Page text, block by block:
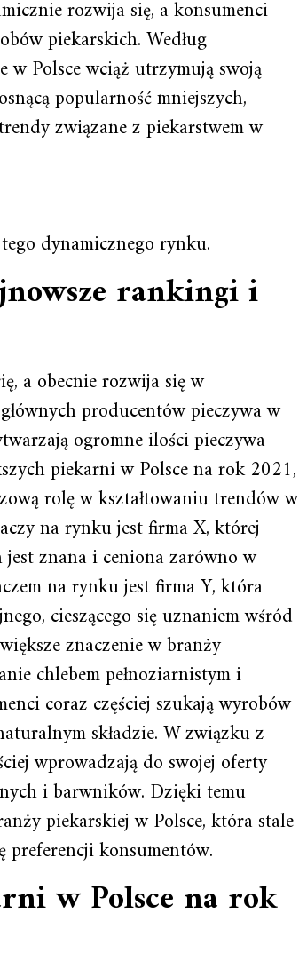
rozwija się, a konsumenci
piekarskich. Według
Polsce wciąż utrzymują swoją
popularność mniejszych,
związane z piekarstwem w
dynamicznego rynku.
rankingi i
a obecnie rozwija się w
producentów pieczywa w
ogromne ilości pieczywa
piekarni w Polsce na rok 2021,
rolę w kształtowaniu trendów w
na rynku jest firma X, której
znana i ceniona zarówno w
na rynku jest firma Y, która
cieszącego się uznaniem wśród
znaczenie w branży
chlebem pełnoziarnistym i
coraz częściej szukają wyrobów
składzie. W związku z
wprowadzają do swojej oferty
i barwników. Dzięki temu
piekarskiej w Polsce, która stale
preferencji konsumentów.
w Polsce na rok